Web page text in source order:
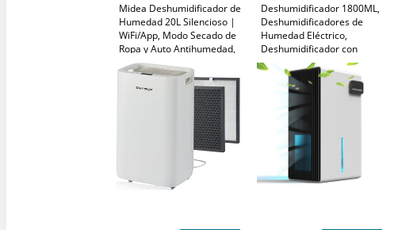
Midea Deshumidificador de
Humedad 20L Silencioso |
WiFi/App, Modo Secado de
Ropa y Auto Antihumedad,
Purificador Eléctrico
Antibacterias, moho y
Condensación | Ideal en
habitaciones hasta
Deshumidificador 1800ML,
Deshumidificadores de
Humedad Eléctrico,
Deshumidificador con
Pantalla LED y Luces de 7
Colores, Apagado
Automático, Temporizador
de 24H,615 ml/día, para
Baños y Dormitorio